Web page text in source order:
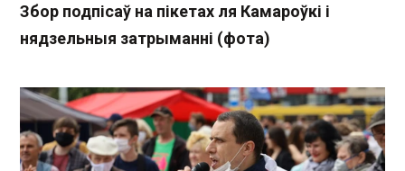
Збор подпісаў на пікетах ля Камароўкі і
нядзельныя затрыманні (фота)